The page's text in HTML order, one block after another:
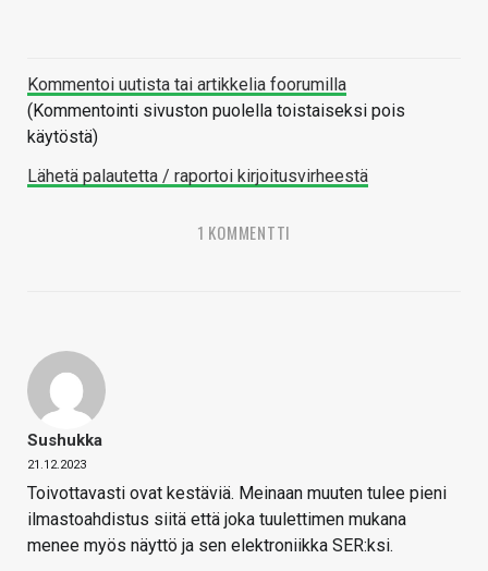
Kommentoi uutista tai artikkelia foorumilla
(Kommentointi sivuston puolella toistaiseksi pois
käytöstä)
Lähetä palautetta / raportoi kirjoitusvirheestä
1 KOMMENTTI
Sushukka
21.12.2023
Toivottavasti ovat kestäviä. Meinaan muuten tulee pieni
ilmastoahdistus siitä että joka tuulettimen mukana
menee myös näyttö ja sen elektroniikka SER:ksi.